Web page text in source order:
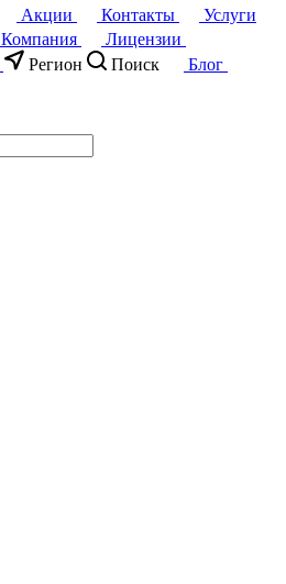
Акции Контакты
Услуги
Компания
Лицензии
Регион Поиск
Блог